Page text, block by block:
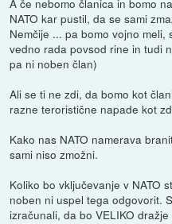
A če nebomo članica in bomo
NATO kar pustil, da se sami
Nemčije ... pa bomo vojno
vedno rada povsod rine in tudi
pa ni noben član)
Ali se ti ne zdi, da bomo kot
razne teroristične napade kot
Kako nas NATO namerava
sami niso zmožni.
Koliko bo vključevanje v NATO
noben ni uspel tega odgovorit.
izračunali, da bo VELIKO